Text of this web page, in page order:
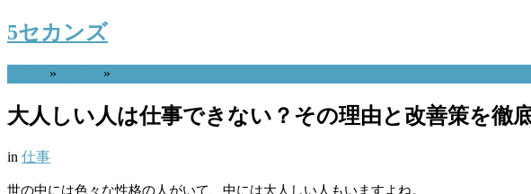
5セカンズ
» »
大人しい人は仕事できない？その理由と改善策を徹
in 仕事
世の中には色々な性格の人がいて、中には大人しい人もいますよね。